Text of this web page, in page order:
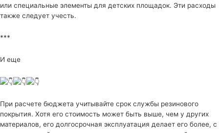
или специальные элементы для детских площадок. Эти расходы
также следует учесть.
***
И еще
При расчете бюджета учитывайте срок службы резинового
покрытия. Хотя его стоимость может быть выше, чем у других
материалов, его долгосрочная эксплуатация делает его более, с